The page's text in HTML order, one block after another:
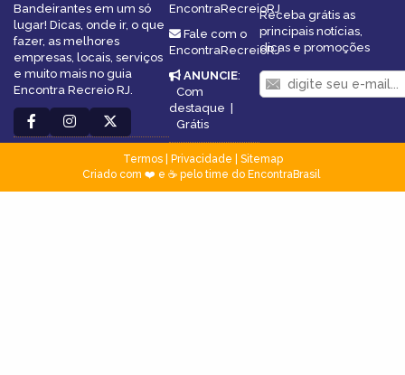
Bandeirantes em um só
lugar! Dicas, onde ir, o que
fazer, as melhores
empresas, locais, serviços
e muito mais no guia
Encontra Recreio RJ.
EncontraRecreioRJ
Fale com o
EncontraRecreioRJ
ANUNCIE:
Com
destaque |
Grátis
Receba grátis as
principais notícias,
dicas e promoções
Termos| Privacidade
Sitemap
Criado com ❤️ e ☕ pelo time do EncontraBrasil